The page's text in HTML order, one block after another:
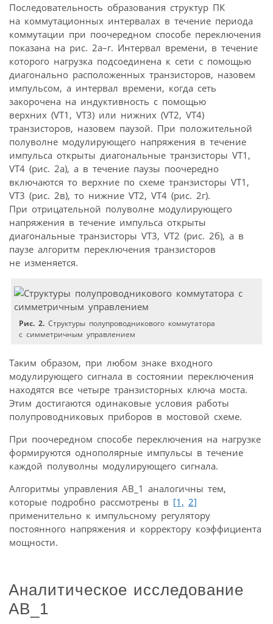
Последовательность образования структур ПК
на коммутационных интервалах в течение периода
коммутации при поочередном способе переключения
показана на рис. 2а–г. Интервал времени, в течение
которого нагрузка подсоединена к сети с помощью
диагонально расположенных транзисторов, назовем
импульсом, а интервал времени, когда сеть
закорочена на индуктивность с помощью
верхних (VT1, VT3) или нижних (VT2, VT4)
транзисторов, назовем паузой. При положительной
полуволне модулирующего напряжения в течение
импульса открыты диагональные транзисторы VT1,
VT4 (рис. 2а), а в течение паузы поочередно
включаются то верхние по схеме транзисторы VT1,
VT3 (рис. 2в), то нижние VT2, VT4 (рис. 2г).
При отрицательной полуволне модулирующего
напряжения в течение импульса открыты
диагональные транзисторы VT3, VT2 (рис. 2б), а в
паузе алгоритм переключения транзисторов
не изменяется.
Рис. 2. Структуры полупроводникового коммутатора
с симметричным управлением
Таким образом, при любом знаке входного
модулирующего сигнала в состоянии переключения
находятся все четыре транзисторных ключа моста.
Этим достигаются одинаковые условия работы
полупроводниковых приборов в мостовой схеме.
При поочередном способе переключения на нагрузке
формируются однополярные импульсы в течение
каждой полуволны модулирующего сигнала.
Алгоритмы управления АВ_1 аналогичны тем,
которые подробно рассмотрены в [1, 2]
применительно к импульсному регулятору
постоянного напряжения и корректору коэффициента
мощности.
Аналитическое исследование
АВ_1